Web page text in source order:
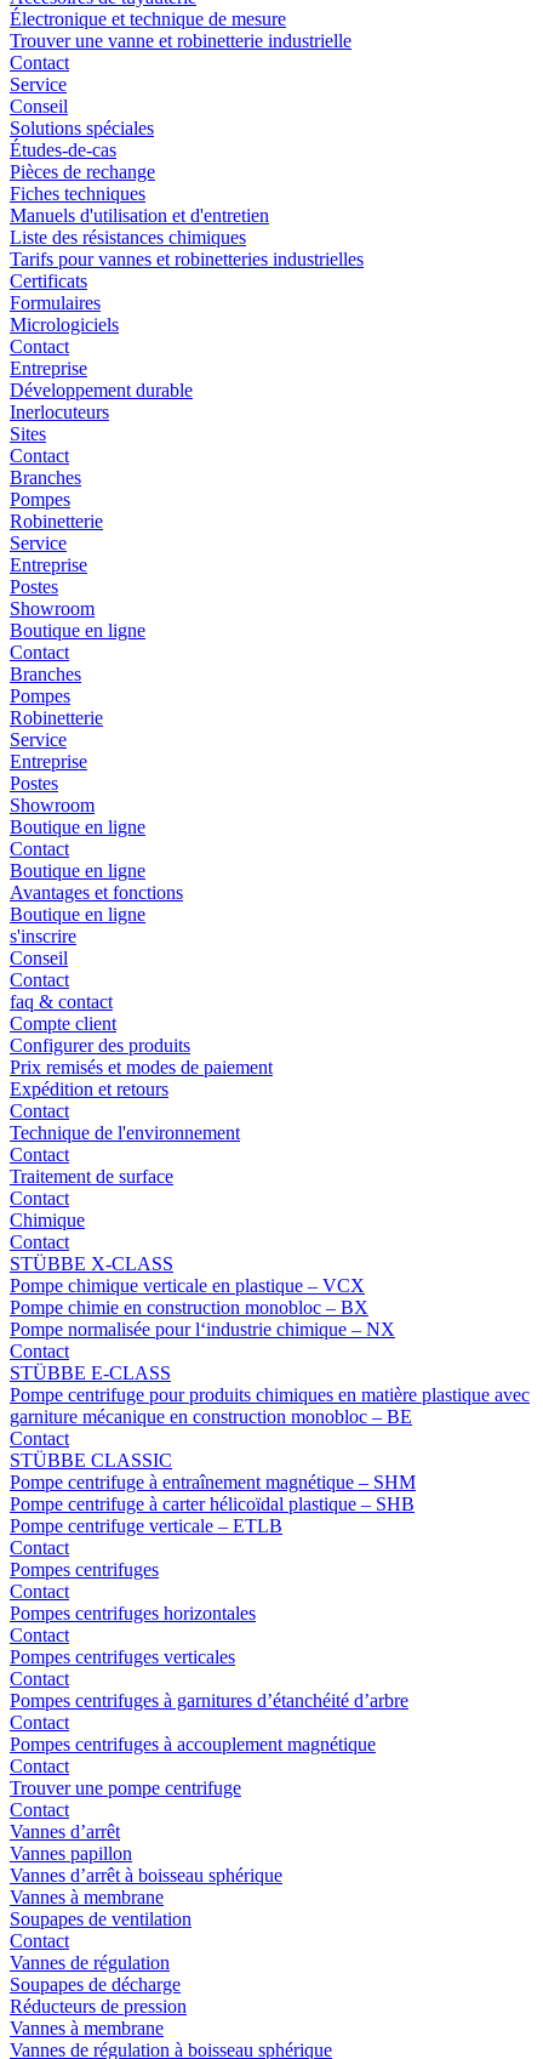
Électronique et technique de mesure
Trouver une vanne et robinetterie industrielle
Contact
Service
Conseil
Solutions spéciales
Études-de-cas
Pièces de rechange
Fiches techniques
Manuels d'utilisation et d'entretien
Liste des résistances chimiques
Tarifs pour vannes et robinetteries industrielles
Certificats
Formulaires
Micrologiciels
Contact
Entreprise
Développement durable
Inerlocuteurs
Sites
Contact
Branches
Pompes
Robinetterie
Service
Entreprise
Postes
Showroom
Boutique en ligne
Contact
Branches
Pompes
Robinetterie
Service
Entreprise
Postes
Showroom
Boutique en ligne
Contact
Boutique en ligne
Avantages et fonctions
Boutique en ligne
s'inscrire
Conseil
Contact
faq & contact
Compte client
Configurer des produits
Prix remisés et modes de paiement
Expédition et retours
Contact
Technique de l'environnement
Contact
Traitement de surface
Contact
Chimique
Contact
STÜBBE X-CLASS
Pompe chimique verticale en plastique – VCX
Pompe chimie en construction monobloc – BX
Pompe normalisée pour l‘industrie chimique – NX
Contact
STÜBBE E-CLASS
Pompe centrifuge pour produits chimiques en matière plastique avec
garniture mécanique en construction monobloc – BE
Contact
STÜBBE CLASSIC
Pompe centrifuge à entraînement magnétique – SHM
Pompe centrifuge à carter hélicoïdal plastique – SHB
Pompe centrifuge verticale – ETLB
Contact
Pompes centrifuges
Contact
Pompes centrifuges horizontales
Contact
Pompes centrifuges verticales
Contact
Pompes centrifuges à garnitures d’étanchéité d’arbre
Contact
Pompes centrifuges à accouplement magnétique
Contact
Trouver une pompe centrifuge
Contact
Vannes d’arrêt
Vannes papillon
Vannes d’arrêt à boisseau sphérique
Vannes à membrane
Soupapes de ventilation
Contact
Vannes de régulation
Soupapes de décharge
Réducteurs de pression
Vannes à membrane
Vannes de régulation à boisseau sphérique